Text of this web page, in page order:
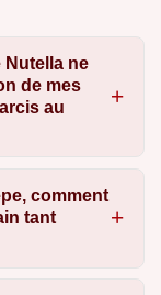
ne
de mes
au
comment
tant